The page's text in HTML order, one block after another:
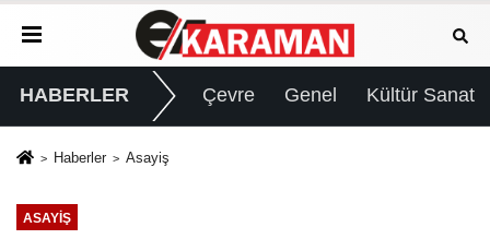
HABERLER Çevre Genel Kültür Sanat
Haberler Asayiş
ASAYIŞ